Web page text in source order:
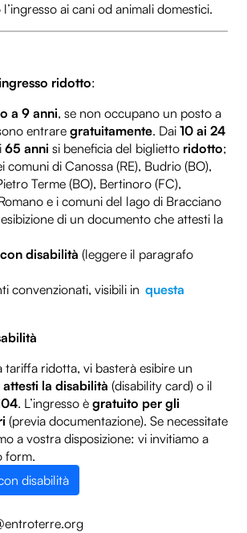
Experience
ai cani od animali domestici.
ridotto:
a 9 anni, se non occupano un posto a
entrare gratuitamente. Dai 10 ai 24
65 anni si beneficia del biglietto ridotto;
comuni di Canossa (RE), Budrio (BO),
Terme (BO), Bertinoro (FC),
e i comuni del lago di Bracciano
di un documento che attesti la
disabilità (leggere il paragrafo
convenzionati, visibili in questa
tariffa ridotta, vi basterà esibire un
la disabilità (disability card) o il
. L’ingresso è gratuito per gli
(previa documentazione). Se necessitate
a vostra disposizione: vi invitiamo a
form.
disabilità